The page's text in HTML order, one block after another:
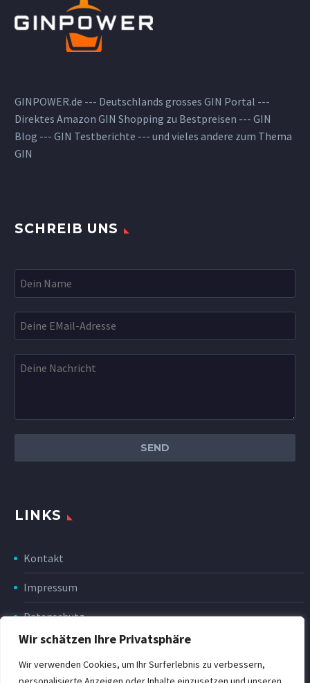
Wir schätzen Ihre Privatsphäre
Wir verwenden Cookies, um Ihr Surferlebnis zu verbessern,
GINPOWER.de --- Deutschlands grosses GIN Portal ---
Direktes Amazon GIN Shopping zu Bestpreisen --- GIN
Blog --- GIN Testberichte --- und vieles andere zum Thema
GIN
SCHREIB UNS
LINKS
Kontakt
Impressum
Datenschutz
Disclaimer
Rückgabe & Erstattung